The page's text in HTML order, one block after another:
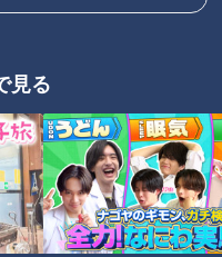
見る
海の幸が勢ぞろい！ノルウ